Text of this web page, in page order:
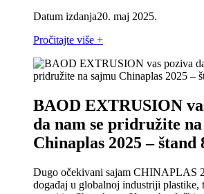
Datum izdanja20. maj 2025.
Pročitajte više +
BAOD EXTRUSION
da nam se pridružite
Chinaplas 2025 – štand
Dugo očekivani sajam CHINAPLAS
događaj u globalnoj industriji plastike,